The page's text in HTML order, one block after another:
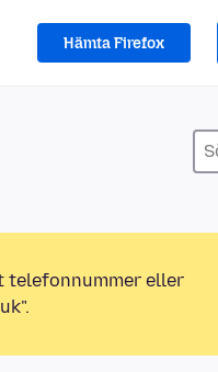
Hämta Firefox
eller